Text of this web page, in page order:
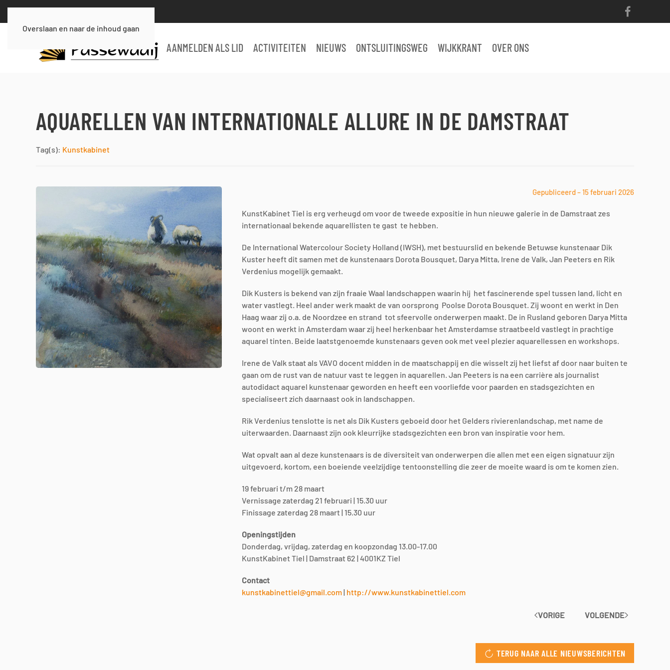
Overslaan en naar de inhoud gaan
AANMELDEN ALS LID ACTIVITEITEN NIEUWS ONTSLUITINGSWEG WIJKKRANT OVER ONS
AQUARELLEN VAN INTERNATIONALE ALLURE IN DE DAMSTRAAT
Tag(s): Kunstkabinet
Gepubliceerd – 15 februari 2026
KunstKabinet Tiel is erg verheugd om voor de tweede expositie in hun nieuwe galerie in de Damstraat zes
internationaal bekende aquarellisten te gast te hebben.
De International Watercolour Society Holland (IWSH), met bestuurslid en bekende Betuwse kunstenaar Dik
Kuster heeft dit samen met de kunstenaars Dorota Bousquet, Darya Mitta, Irene de Valk, Jan Peeters en Rik
Verdenius mogelijk gemaakt.
Dik Kusters is bekend van zijn fraaie Waal landschappen waarin hij het fascinerende spel tussen land, licht en
water vastlegt. Heel ander werk maakt de van oorsprong Poolse Dorota Bousquet. Zij woont en werkt in Den
Haag waar zij o.a. de Noordzee en strand tot sfeervolle onderwerpen maakt. De in Rusland geboren Darya Mitta
woont en werkt in Amsterdam waar zij heel herkenbaar het Amsterdamse straatbeeld vastlegt in prachtige
aquarel tinten. Beide laatstgenoemde kunstenaars geven ook met veel plezier aquarellessen en workshops.
Irene de Valk staat als VAVO docent midden in de maatschappij en die wisselt zij het liefst af door naar buiten te
gaan om de rust van de natuur vast te leggen in aquarellen. Jan Peeters is na een carrière als journalist
autodidact aquarel kunstenaar geworden en heeft een voorliefde voor paarden en stadsgezichten en
specialiseert zich daarnaast ook in landschappen.
Rik Verdenius tenslotte is net als Dik Kusters geboeid door het Gelders rivierenlandschap, met name de
uiterwaarden. Daarnaast zijn ook kleurrijke stadsgezichten een bron van inspiratie voor hem.
Wat opvalt aan al deze kunstenaars is de diversiteit van onderwerpen die allen met een eigen signatuur zijn
uitgevoerd, kortom, een boeiende veelzijdige tentoonstelling die zeer de moeite waard is om te komen zien.
19 februari t/m 28 maart
Vernissage zaterdag 21 februari | 15.30 uur
Finissage zaterdag 28 maart | 15.30 uur
Openingstijden
Donderdag, vrijdag, zaterdag en koopzondag 13.00-17.00
KunstKabinet Tiel | Damstraat 62 | 4001KZ Tiel
Contact
kunstkabinettiel@gmail.com| http://www.kunstkabinettiel.com
VORIGE VOLGENDE
TERUG NAAR ALLE NIEUWSBERICHTEN